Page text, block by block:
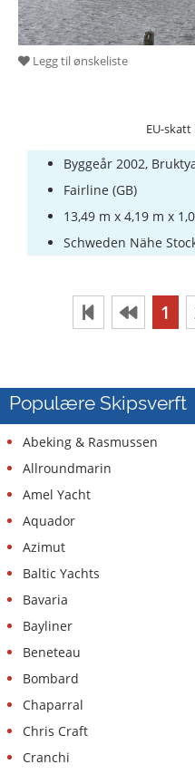
Legg til ønskeliste
EU-
Byggeår 2002,
Fairline (GB)
13,49 m x 4,19 m x
Schweden Nähe
1
Populære Skipsverft
Abeking & Rasmussen
Allroundmarin
Amel Yacht
Aquador
Azimut
Baltic Yachts
Bavaria
Bayliner
Beneteau
Bombard
Chaparral
Chris Craft
Cranchi